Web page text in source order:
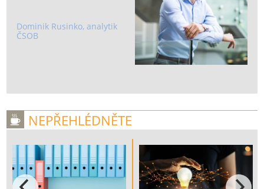
Dominik Rusinko, analytik
ČSOB
NEPŘEHLÉDNĚTE